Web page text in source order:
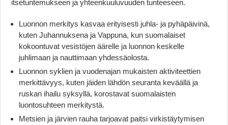
itsetuntemukseen ja yhteenkuuluvuuden tunteeseen.
Luonnon merkitys kasvaa erityisesti juhla- ja pyhäpäivinä,
kuten Juhannuksena ja Vappuna, kun suomalaiset
kokoontuvat vesistöjen äärelle ja luonnon keskelle
juhlimaan ja nauttimaan yhdessäolosta.
Luonnon syklien ja vuodenajan mukaisten aktiviteettien
merkittävyys, kuten jäiden lähdön seuranta keväällä ja
ruskan ihailu syksyllä, korostavat suomalaisten
luontosuhteen merkitystä.
Metsien ja järvien rauha tarjoavat paitsi virkistäytymisen